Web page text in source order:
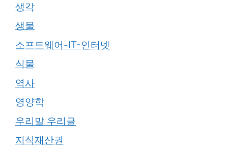
생각
생물
소프트웨어-IT-인터넷
식물
역사
영양학
우리말 우리글
지식재산권